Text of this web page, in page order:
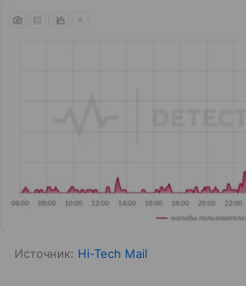
Источник: Hi-Tech Mail